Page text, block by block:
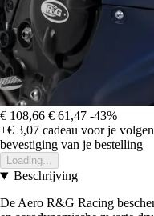
€ 108,66 € 61,47 -43%
+€ 3,07 cadeau voor je
bevestiging van je bestelling
Loading...
Beschrijving
De Aero R&G Racing